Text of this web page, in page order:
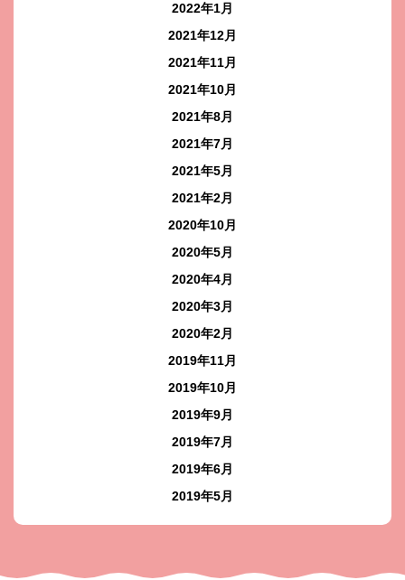
2022年1月
2021年12月
2021年11月
2021年10月
2021年8月
2021年7月
2021年5月
2021年2月
2020年10月
2020年5月
2020年4月
2020年3月
2020年2月
2019年11月
2019年10月
2019年9月
2019年7月
2019年6月
2019年5月